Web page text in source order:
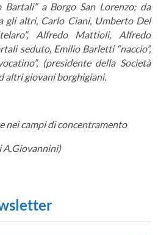
Bartali” a Borgo San Lorenzo; da
gli altri, Carlo Ciani, Umberto Del
Alfredo Mattioli, Alfredo
seduto, Emilio Barletti “naccio”,
(presidente della Società
altri giovani borghigiani.
nei campi di concentramento
A.Giovannini)